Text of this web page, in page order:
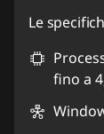
Usa il
Le
fino a